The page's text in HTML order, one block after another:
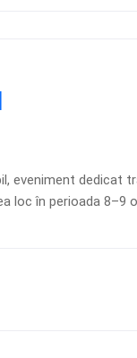
eveniment dedicat
loc în perioada 8–9